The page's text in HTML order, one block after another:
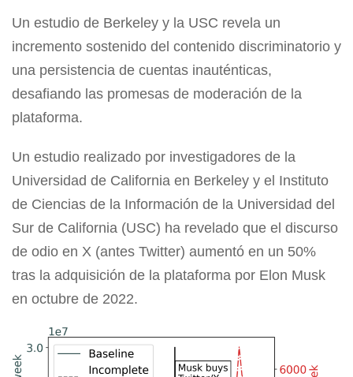
Un estudio de Berkeley y la USC revela un
incremento sostenido del contenido discriminatorio y
una persistencia de cuentas inauténticas,
desafiando las promesas de moderación de la
plataforma.
Un estudio realizado por investigadores de la
Universidad de California en Berkeley y el Instituto
de Ciencias de la Información de la Universidad del
Sur de California (USC) ha revelado que el discurso
de odio en X (antes Twitter) aumentó en un 50%
tras la adquisición de la plataforma por Elon Musk
en octubre de 2022.